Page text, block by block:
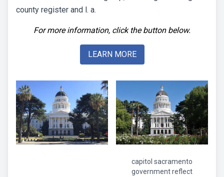
county register and l. a.
For more information, click the button below.
LEARN MORE
capitol sacramento
government reflect